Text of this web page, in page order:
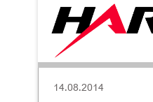
14.08.2014